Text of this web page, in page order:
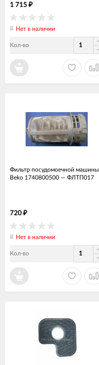
1 715 ₽
Нет в наличии
Кол-во
Фильтр посудомоечной машины
Beko 1740800500 — ФЛТП017
720 ₽
Нет в наличии
Кол-во